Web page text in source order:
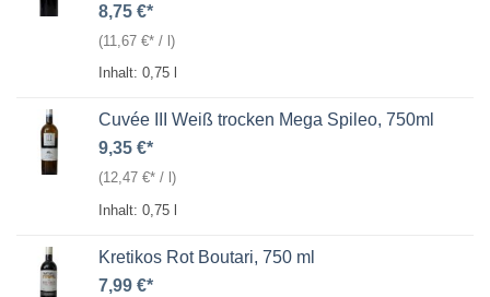
8,75 €
(11,67 € / l)
Inhalt: 0,75
Cuvée III Weiß trocken Mega Spileo, 750ml
9,35 €
(12,47 € / )
Inhalt: 0,75
Kretikos Rot Boutari, 750 ml
7,99 €